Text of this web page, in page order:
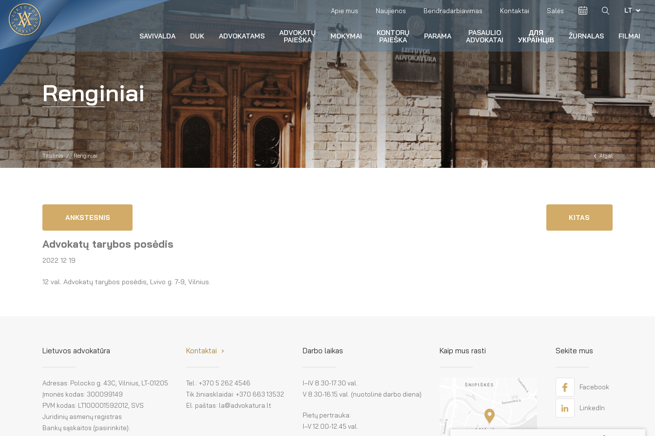
Apie mus Naujienos Bendradarbiavimas Kontaktai Salės LT
SAVIVALDA DUK ADVOKATAMS
ADVOKATŲ
PAIEŠKA
MOKYMAI
KONTORŲ
PAIEŠKA
PARAMA
PASAULIO
ADVOKATAI
ДЛЯ
УКРАЇНЦІВ
ŽURNALAS FILMAI
Renginiai
Titulinis Renginiai Atgal
ANKSTESNIS KITAS
Advokatų tarybos posėdis
2022 12 19
12 val. Advokatų tarybos posėdis, Lvivo g. 7-9, Vilnius.
Lietuvos advokatūra
Adresas: Polocko g. 43C, Vilnius, LT-01205
Įmonės kodas: 300099149
PVM kodas: LT100001592012, SVS
Juridinių asmenų registras
Bankų sąskaitos (pasirinkite):
Kontaktai
Tel.: +370 5 262 4546
Tik žiniasklaidai: +370 663 13532
El. paštas: la@advokatura.lt
Darbo laikas
I–IV 8.30-17.30 val.
V 8.30-16.15 val. (nuotolinė darbo diena)
Pietų pertrauka:
I–V 12.00-12.45 val.
Kaip mus rasti Sekite mus
Facebook
LinkedIn